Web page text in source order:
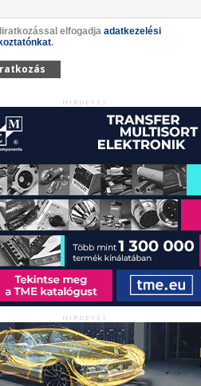
elfogadja adatkezelési
.
HIRDETÉS
HIRDETÉS